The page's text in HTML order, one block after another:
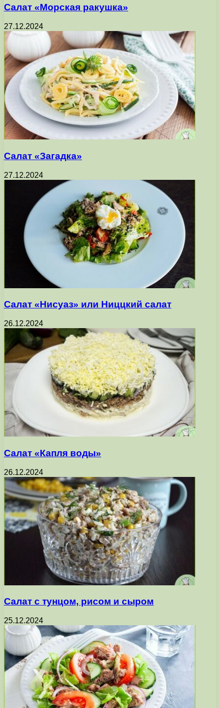
Салат «Морская ракушка»
27.12.2024
Салат «Загадка»
27.12.2024
Салат «Нисуаз» или Ниццкий салат
26.12.2024
Салат «Капля воды»
26.12.2024
Салат с тунцом, рисом и сыром
25.12.2024